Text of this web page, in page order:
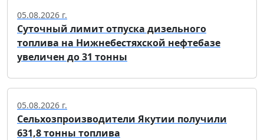
05.08.2026 г.
Суточный лимит отпуска дизельного
топлива на Нижнебестяхской нефтебазе
увеличен до 31 тонны
05.08.2026 г.
Сельхозпроизводители Якутии получили
631,8 тонны топлива